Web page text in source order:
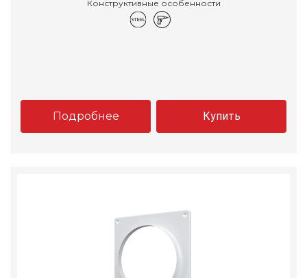
Конструктивные особенности
Подробнее Купить